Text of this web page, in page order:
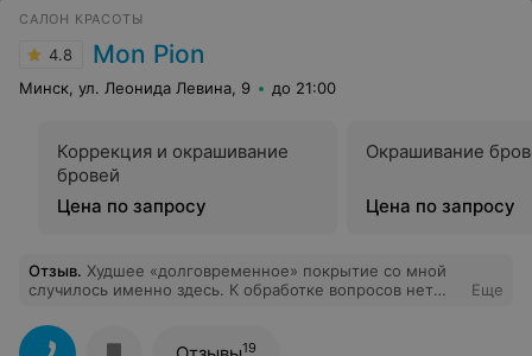
САЛОН КРАСОТЫ
4.8 Mon Pion
Минск, ул. Леонида Левина, 9 до 21:00
Коррекция и окрашивание
бровей
Цена по запросу
Окрашивание
Цена по запросу
Отзыв. Худшее «долговременное» покрытие со мной
случилось именно здесь. К обработке вопросов нет
поездки. На 5й день пошли трещины, на 9й сколы,
вздутые края на всех ногтях. Сразу же
Еще
19